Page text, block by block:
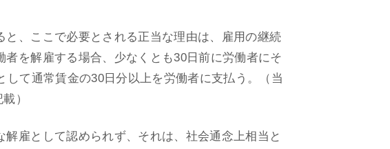
、ここで必要とされる正当な理由は、雇用の継続
を解雇する場合、少なくとも30日前に労働者にそ
て通常賃金の30日分以上を労働者に支払う。（当
）
雇として認められず、それは、社会通念上相当と